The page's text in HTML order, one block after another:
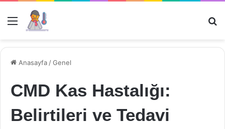
Menü
Anasayfa /Genel
CMD Kas Hastalığı:
Belirtileri ve Tedavi